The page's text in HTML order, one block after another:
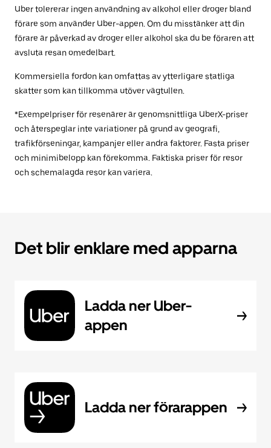
Uber tolererar ingen användning av alkohol eller droger bland
förare som använder Uber-appen. Om du misstänker att din
förare är påverkad av droger eller alkohol ska du be föraren att
avsluta resan omedelbart.
Kommersiella fordon kan omfattas av ytterligare statliga
skatter som kan tillkomma utöver vägtullen.
*Exempelpriser för resenärer är genomsnittliga UberX-priser
och återspeglar inte variationer på grund av geografi,
trafikförseningar, kampanjer eller andra faktorer. Fasta priser
och minimibelopp kan förekomma. Faktiska priser för resor
och schemalagda resor kan variera.
Det blir enklare med apparna
Ladda ner Uber-
appen
Ladda ner förarappen